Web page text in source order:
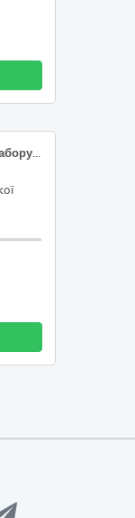
Шприци, Шприци, Шприци, Голки для забору крові, Ланцети (скарифікатори), Ланцети (скарифікатори)